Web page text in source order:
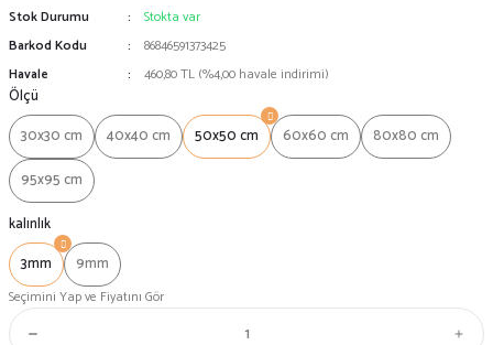
Stok Durumu
Stokta var
Barkod Kodu
86846591373425
Havale
460,80 TL (%4,00 havale indirimi)
Ölçü
30x30 cm
40x40 cm 50x50 cm 60x60 cm
80x80 cm
95x95 cm
kalınlık
3mm
9mm
Seçimini Yap ve Fiyatını Gör